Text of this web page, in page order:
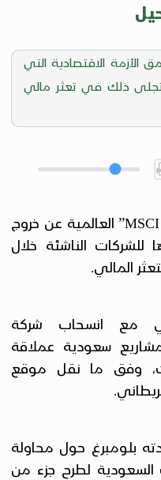
الاقتصادية التي
ذلك في تعثر مالي
” العالمية عن خروج
للشركات الناشئة خلال
المالي.
مع انسحاب شركة
سعودية عملاقة
وفق ما نقل موقع
بلومبرغ حول محاولة
لطرح جزء من